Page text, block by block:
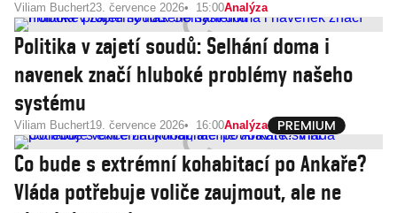
Viliam Buchert23. července 2026 15:00Analýza
Politika v zajetí soudů: Selhání doma i
navenek značí hluboké problémy našeho
systému
Viliam Buchert19. července 2026 16:00Analýza
Co bude s extrémní kohabitací po Ankaře?
Vláda potřebuje voliče zaujmout, ale ne